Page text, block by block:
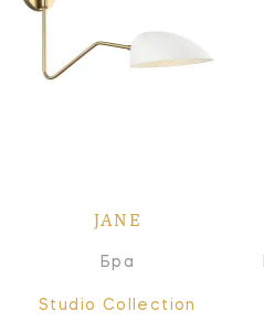
JANE
Бра
Studio Collection